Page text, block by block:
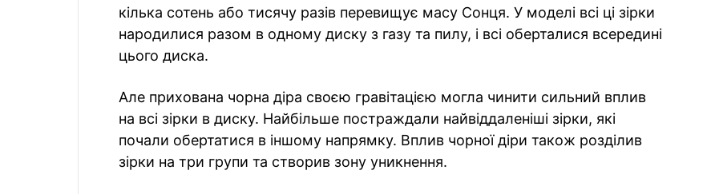
кілька сотень або тисячу разів перевищує масу Сонця. У моделі всі ці зірки
народилися разом в одному диску з газу та пилу, і всі оберталися всередині
цього диска.
Але прихована чорна діра своєю гравітацією могла чинити сильний вплив
на всі зірки в диску. Найбільше постраждали найвіддаленіші зірки, які
почали обертатися в іншому напрямку. Вплив чорної діри також розділив
зірки на три групи та створив зону уникнення.